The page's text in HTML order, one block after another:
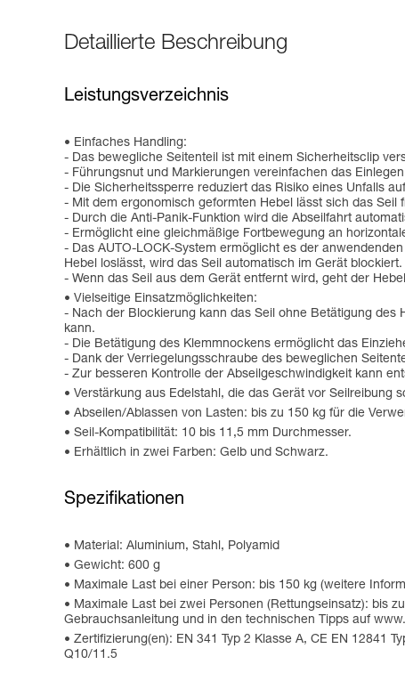
Detaillierte Beschreibung
Leistungsverzeichnis
Einfaches Handling:
- Das bewegliche Seitenteil ist mit einem Sicherheitsclip
- Führungsnut und Markierungen vereinfachen das
- Die Sicherheitssperre reduziert das Risiko eines Unfalls
- Mit dem ergonomisch geformten Hebel lässt sich das
- Durch die Anti-Panik-Funktion wird die Abseilfahrt
- Ermöglicht eine gleichmäßige Fortbewegung an
- Das AUTO-LOCK-System ermöglicht es der
Hebel loslässt, wird das Seil automatisch im Gerät
- Wenn das Seil aus dem Gerät entfernt wird, geht der
Vielseitige Einsatzmöglichkeiten:
- Nach der Blockierung kann das Seil ohne Betätigung des
kann.
- Die Betätigung des Klemmnockens ermöglicht das
- Dank der Verriegelungsschraube des beweglichen
- Zur besseren Kontrolle der Abseilgeschwindigkeit kann
Verstärkung aus Edelstahl, die das Gerät vor Seilreibung
Abseilen/Ablassen von Lasten: bis zu 150 kg für die
Seil-Kompatibilität: 10 bis 11,5 mm Durchmesser.
Erhältlich in zwei Farben: Gelb und Schwarz.
Spezifikationen
Material: Aluminium, Stahl, Polyamid
Gewicht: 600 g
Maximale Last bei einer Person: bis 150 kg (weitere
Maximale Last bei zwei Personen (Rettungseinsatz): bis
Gebrauchsanleitung und in den technischen Tipps auf
Zertifizierung(en): EN 341 Typ 2 Klasse A, CE EN 12841
Q10/11.5